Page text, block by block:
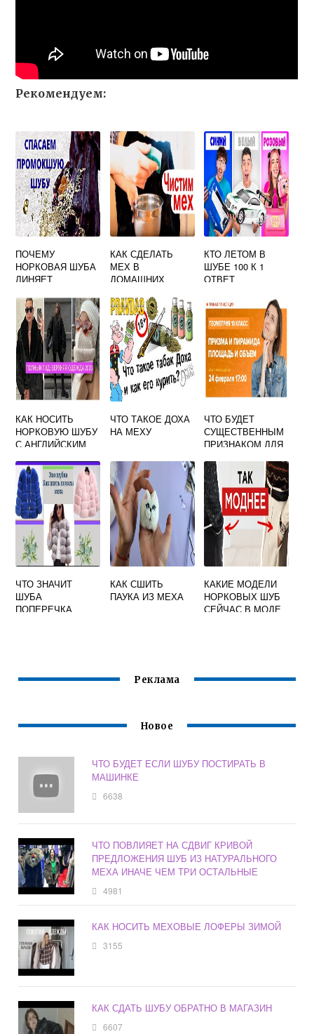
Рекомендуем:
ПОЧЕМУ
НОРКОВАЯ ШУБА
ЛИНЯЕТ
КАК СДЕЛАТЬ
МЕХ В
ДОМАШНИХ
КТО ЛЕТОМ В
ШУБЕ 100 К 1
ОТВЕТ
КАК НОСИТЬ
НОРКОВУЮ ШУБУ
С АНГЛИЙСКИМ
ЧТО ТАКОЕ ДОХА
НА МЕХУ
ЧТО БУДЕТ
СУЩЕСТВЕННЫМ
ПРИЗНАКОМ ДЛЯ
ПИРАМИДЫ
ТРЕУГОЛЬНИКА
ЧАСОВ ШАРА
ШУБЫ
ЧТО ЗНАЧИТ
ШУБА
ПОПЕРЕЧКА
КАК СШИТЬ
ПАУКА ИЗ МЕХА
КАКИЕ МОДЕЛИ
НОРКОВЫХ ШУБ
СЕЙЧАС В МОДЕ
Реклама
Новое
ЧТО БУДЕТ ЕСЛИ ШУБУ ПОСТИРАТЬ В
МАШИНКЕ
6638
ЧТО ПОВЛИЯЕТ НА СДВИГ КРИВОЙ
ПРЕДЛОЖЕНИЯ ШУБ ИЗ НАТУРАЛЬНОГО
МЕХА ИНАЧЕ ЧЕМ ТРИ ОСТАЛЬНЫЕ
4981
КАК НОСИТЬ МЕХОВЫЕ ЛОФЕРЫ ЗИМОЙ
3155
КАК СДАТЬ ШУБУ ОБРАТНО В МАГАЗИН
6607